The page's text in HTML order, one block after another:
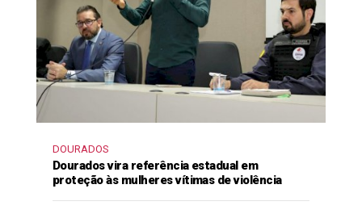
DOURADOS
Dourados vira referência estadual em
proteção às mulheres vítimas de violência